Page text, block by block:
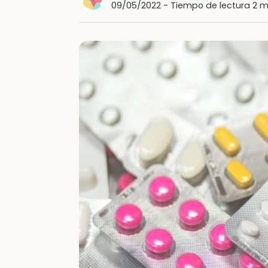
09/05/2022 - Tiempo de lectura 2